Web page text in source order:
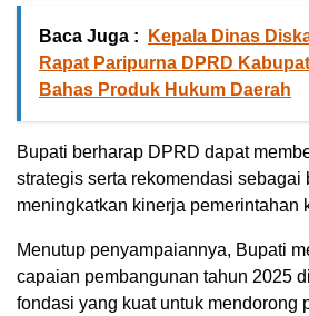
Baca Juga :
Kepala Dinas
Rapat Paripurna DPRD
Bahas Produk Hukum Daerah
Bupati berharap DPRD dapat
strategis serta rekomendasi sebagai
meningkatkan kinerja pemerintahan
Menutup penyampaiannya, Bupati
capaian pembangunan tahun 2025
fondasi yang kuat untuk mendorong